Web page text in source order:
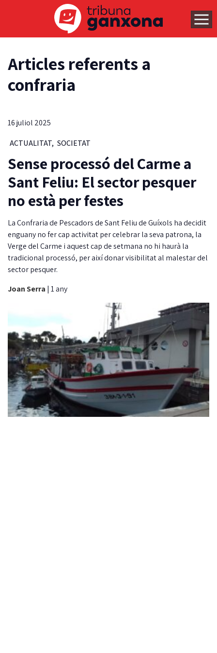
Articles referents a
confraria
16 juliol 2025
ACTUALITAT, SOCIETAT
Sense processó del Carme a
Sant Feliu: El sector pesquer
no està per festes
La Confraria de Pescadors de Sant Feliu de Guíxols ha decidit
enguany no fer cap activitat per celebrar la seva patrona, la
Verge del Carme i aquest cap de setmana no hi haurà la
tradicional processó, per així donar visibilitat al malestar del
sector pesquer.
Joan Serra | 1 any